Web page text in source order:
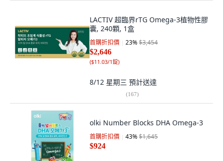
LACTIV 超臨界rTG Omega-3植物性膠
囊, 240顆, 1盒
首購折扣價 23%$3,454
$2,646
($11.03/1錠)
8/12 星期三 預計送達
(167)
olki Number Blocks DHA Omega-3
首購折扣價 43%$1,645
$924